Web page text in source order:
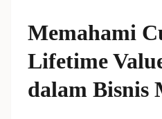
Memahami
Lifetime
dalam Bisnis